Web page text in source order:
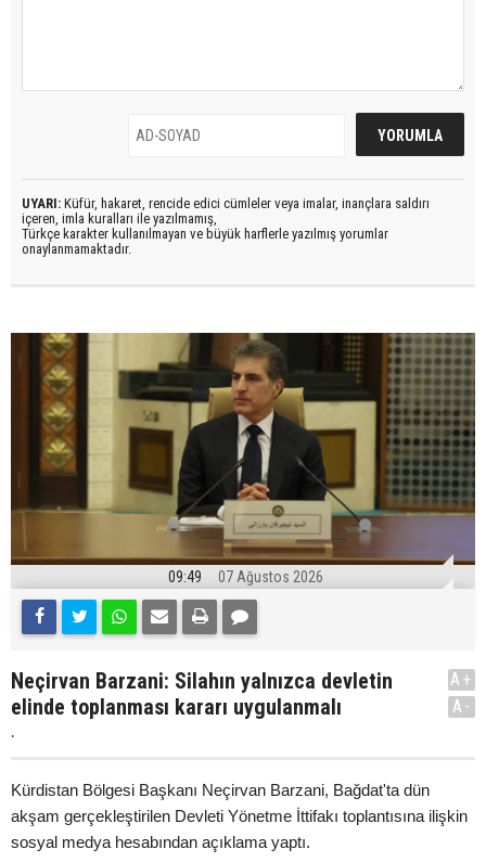
UYARI: Küfür, hakaret, rencide edici cümleler veya imalar, inançlara saldırı
içeren, imla kuralları ile yazılmamış,
Türkçe karakter kullanılmayan ve büyük harflerle yazılmış yorumlar
onaylanmamaktadır.
09:49 07 Ağustos 2026
Neçirvan Barzani: Silahın yalnızca devletin
elinde toplanması kararı uygulanmalı
.
A+
A-
Kürdistan Bölgesi Başkanı Neçirvan Barzani, Bağdat'ta dün
akşam gerçekleştirilen Devleti Yönetme İttifakı toplantısına ilişkin
sosyal medya hesabından açıklama yaptı.